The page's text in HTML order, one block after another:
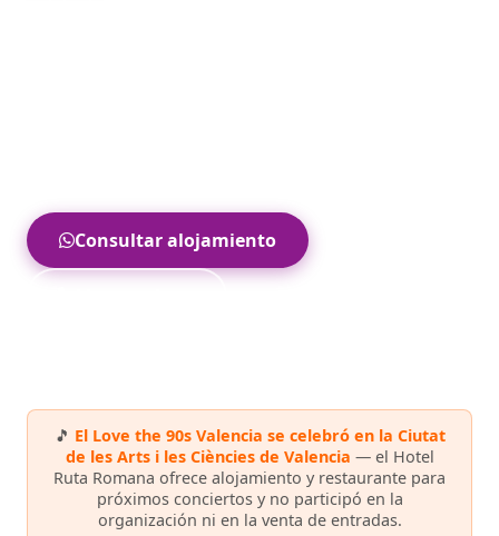
Consultar alojamiento
🎵 El Love the 90s Valencia se celebró en la Ciutat
de les Arts i les Ciències de Valencia — el Hotel
Ruta Romana ofrece alojamiento y restaurante para
próximos conciertos y no participó en la
organización ni en la venta de entradas.